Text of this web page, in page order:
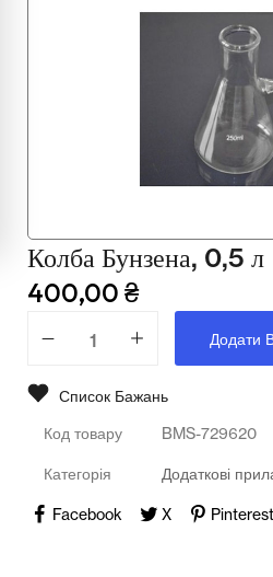
Географія
Комп'ютерна
Меблі
Освіта
Телерадіо
Всі товари
Колба Бунзена, 0,5 л
400,00 ₴
Додати
Список Бажань
Код товару BMS-729620
Категорія Додаткові
Facebook X Pinterest